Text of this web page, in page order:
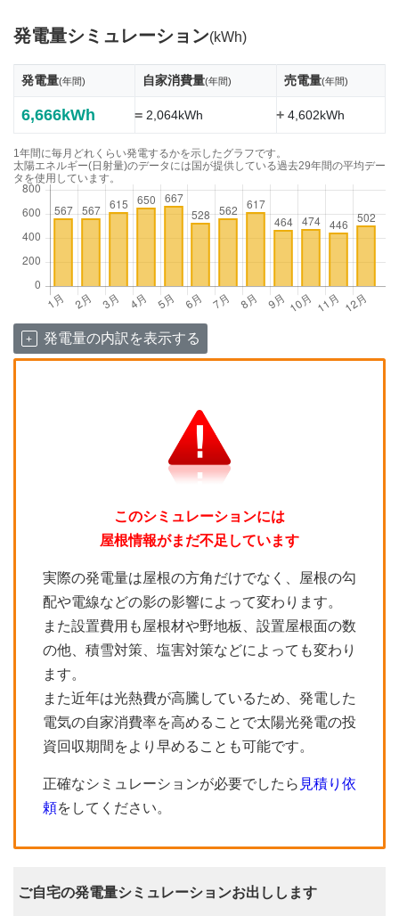
発電量シミュレーション(kWh)
発電量(年間) 自家消費量(年間) 売電量(年間)
6,666kWh =2,064kWh +4,602kWh
1年間に毎月どれくらい発電するかを示したグラフです。
太陽エネルギー(日射量)のデータには国が提供している過去29年間の平均デー
タを使用しています。
発電量の内訳を表示する
このシミュレーションには
屋根情報がまだ不足しています
実際の発電量は屋根の方角だけでなく、屋根の勾
配や電線などの影の影響によって変わります。
また設置費用も屋根材や野地板、設置屋根面の数
の他、積雪対策、塩害対策などによっても変わり
ます。
また近年は光熱費が高騰しているため、発電した
電気の自家消費率を高めることで太陽光発電の投
資回収期間をより早めることも可能です。
正確なシミュレーションが必要でしたら 見積り依
頼をしてください。
ご自宅の発電量シミュレーションお出しします